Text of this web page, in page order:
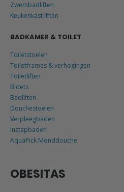
Zwembadliften
Keukenkast liften
BADKAMER & TOILET
Toiletstoelen
Toiletframes & verhogingen
Toiletliften
Bidets
Badliften
Douchestoelen
Verpleegbaden
Instapbaden
AquaPick Monddouche
OBESITAS